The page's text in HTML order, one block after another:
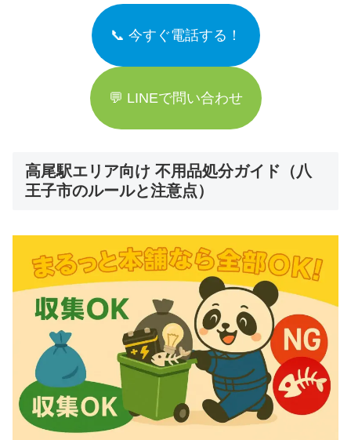
📞 今すぐ電話する！
💬 LINEで問い合わせ
高尾駅エリア向け 不用品処分ガイド（八
王子市のルールと注意点）